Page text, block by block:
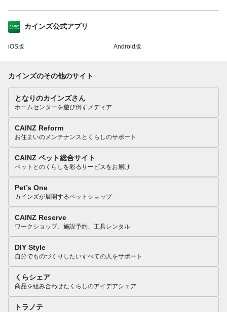
カインズ公式アプリ
iOS版 Android版
カインズのその他のサイト
となりのカインズさん
ホームセンターを遊び倒すメディア
CAINZ Reform
お住まいのメンテナンスとくらしのサポート
CAINZ ペット総合サイト
ペットとのくらしを彩るサービスをお届け
Pet’s One
カインズが展開するペットショップ
CAINZ Reserve
ワークショップ、施設予約、工具レンタル
DIY Style
自分でものづくりしたいすべての人をサポート
くらシェア
商品を組み合わせたくらしのアイデアシェア
トラノテ